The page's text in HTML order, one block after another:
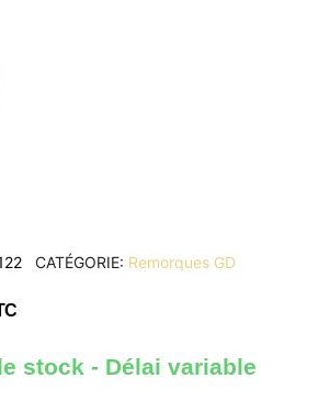
CATÉGORIE Remorques GD
stock - Délai variable